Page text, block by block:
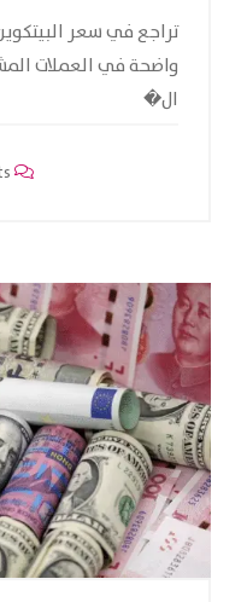
تراجع في سعر
واضحة في العملات
ال�